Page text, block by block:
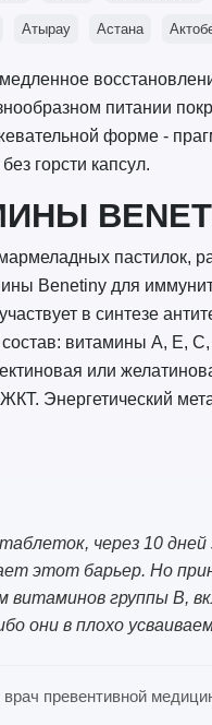
Атырау Астана
питании
форме -
горсти капсул.
пастилок,
Benetiny для
в синтезе
витамины A, E, C,
или
Энергетический
через 10
этот барьер. Но
группы B,
они в плохо
врач превентивной